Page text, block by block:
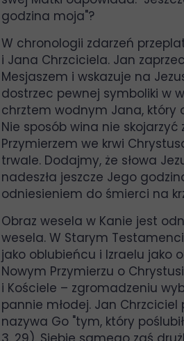
godzina moja"?
W chronologii zdarzeń
i Jana Chrzciciela. Jan
Mesjaszem i wskazuje na
dostrzec pewnej symboliki w
chrztem wodnym Jana, który
Nie sposób wina nie skojarzyć
Przymierzem we krwi
trwale. Dodajmy, że słowa
nadeszła jeszcze Jego
odniesieniem do śmierci na
Obraz wesela w Kanie jest
wesela. W Starym
jako oblubieńcu i Izraelu jako
Nowym Przymierzu o
i Kościele – zgromadzeniu
pannie młodej. Jan
nazywa Go "tym, który